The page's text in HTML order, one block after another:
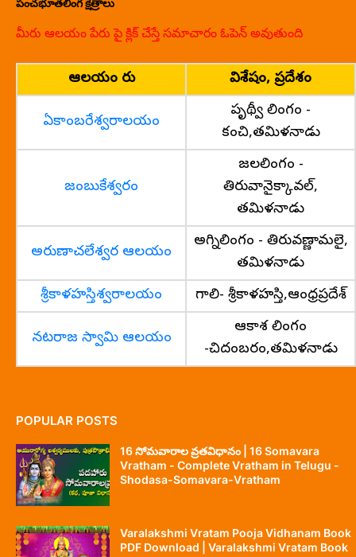
మీరు ఆలయం పేరు పై క్లిక్ చేస్తే సమాచారం ఓపెన్ అవుతుంది
ఆలయం పేరు విశేషం, ప్రదేశం
ఏకాంబరేశ్వరాలయం
పృథ్వీ లింగం -
కంచి,తమిళనాడు
జంబుకేశ్వరం
జలలింగం -
తిరువానైక్కావల్,
తమిళనాడు
అరుణాచలేశ్వర ఆలయం
అగ్నిలింగం - తిరువణ్ణామలై,
తమిళనాడు
శ్రీకాళహస్తిశ్వరాలయం
గాలి- శ్రీకాళహస్తి,ఆంధ్రప్రదేశ్
నటరాజ స్వామి ఆలయం
ఆకాశ లింగం
-చిదంబరం,తమిళనాడు
POPULAR POSTS
16 సోమవారాల వ్రతవిధానం | 16 Somavara
Vratham - Complete Vratham in Telugu -
Shodasa-Somavara-Vratham
Varalakshmi Vratam Pooja Vidhanam Book
PDF Download | Varalakshmi Vratam Book